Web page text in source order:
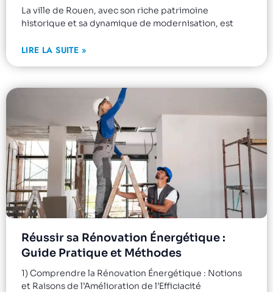
La ville de Rouen, avec son riche patrimoine
historique et sa dynamique de modernisation, est
LIRE LA SUITE »
Réussir sa Rénovation Énergétique :
Guide Pratique et Méthodes
1) Comprendre la Rénovation Énergétique : Notions
et Raisons de l’Amélioration de l’Efficiacité